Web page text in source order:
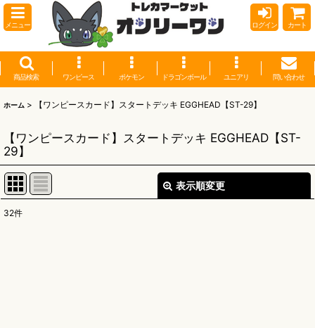
メニュー ログイン カート
商品検索 ワンピース ポケモン ドラゴンボール ユニアリ 問い合わせ
ホーム > 【ワンピースカード】スタートデッキ EGGHEAD【ST-29】
【ワンピースカード】スタートデッキ EGGHEAD【ST-
29】
表示順変更
32件